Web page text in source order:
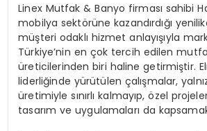
Linex Mutfak & Banyo firması sahibi
mobilya sektörüne kazandırdığı
müşteri odaklı hizmet anlayışıyla
Türkiye’nin en çok tercih edilen
üreticilerinden biri haline getirmiştir.
liderliğinde yürütülen çalışmalar,
üretimiyle sınırlı kalmayıp, özel
tasarım ve uygulamaları da